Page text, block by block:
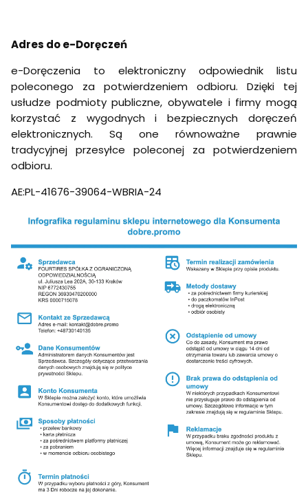
Adres do e-Doręczeń
e-Doręczenia to elektroniczny odpowiednik listu
poleconego za potwierdzeniem odbioru. Dzięki tej
usłudze podmioty publiczne, obywatele i firmy mogą
korzystać z wygodnych i bezpiecznych doręczeń
elektronicznych. Są one równoważne prawnie
tradycyjnej przesyłce poleconej za potwierdzeniem
odbioru.
AE:PL-41676-39064-WBRIA-24